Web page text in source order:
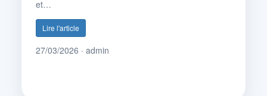
et…
Lire l'article
27/03/2026 · admin